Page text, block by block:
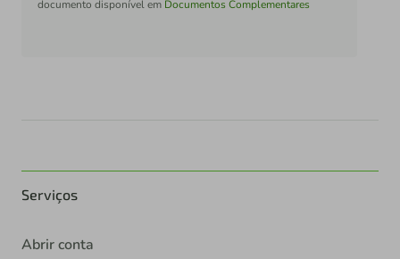
documento disponível em Documentos Complementares
Serviços
Abrir conta